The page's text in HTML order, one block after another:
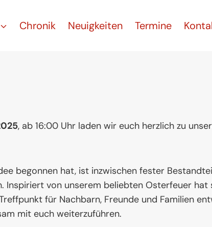
Chronik Neuigkeiten Termine
, ab 16:00 Uhr laden wir euch herzlich zu
begonnen hat, ist inzwischen fester
Inspiriert von unserem beliebten Osterfeuer hat
für Nachbarn, Freunde und Familien
mit euch weiterzuführen.